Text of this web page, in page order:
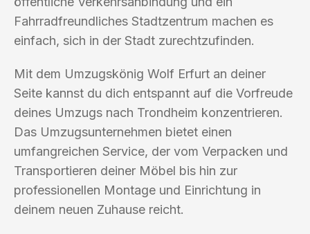
Fahrradfreundliches Stadtzentrum machen es
einfach, sich in der Stadt zurechtzufinden.
Mit dem Umzugskönig Wolf Erfurt an deiner
Seite kannst du dich entspannt auf die Vorfreude
deines Umzugs nach Trondheim konzentrieren.
Das Umzugsunternehmen bietet einen
umfangreichen Service, der vom Verpacken und
Transportieren deiner Möbel bis hin zur
professionellen Montage und Einrichtung in
deinem neuen Zuhause reicht.